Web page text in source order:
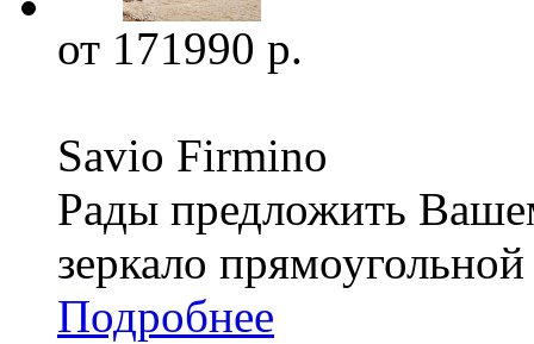
от 171990 р.
Savio Firmino
Рады предложить
зеркало
Подробнее